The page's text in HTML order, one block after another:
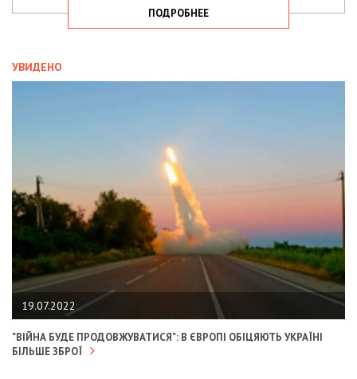
ПОДРОБНЕЕ
УВИДЕНО
19.07.2022
"ВІЙНА БУДЕ ПРОДОВЖУВАТИСЯ": В ЄВРОПІ ОБІЦЯЮТЬ УКРАЇНІ
БІЛЬШЕ ЗБРОЇ